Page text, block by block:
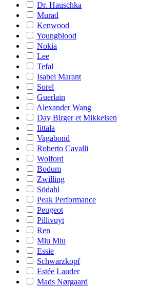
Dr. Hauschka
Murad
Kenwood
Youngblood
Nokia
Lee
Tefal
Isabel Marant
Sorel
Guerlain
Alexander Wang
Day Birger et Mikkelsen
Iittala
Vagabond
Roberto Cavalli
Wolford
Bodum
Zwilling
Södahl
Peak Performance
Peugeot
Pillivuyt
Ren
Miu Miu
Essie
Schwarzkopf
Estée Lauder
Mads Nørgaard